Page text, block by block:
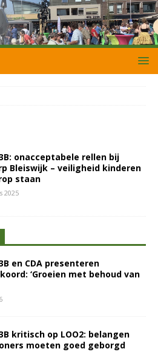
onacceptabele rellen bij
Bleiswijk – veiligheid kinderen
staan
2025
en CDA presenteren
‘Groeien met behoud van
kritisch op LOO2: belangen
moeten goed geborgd